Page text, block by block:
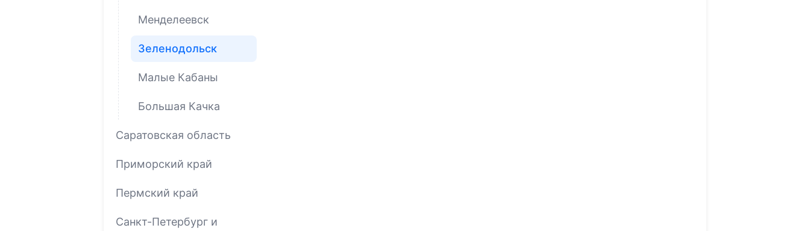
Менделеевск
Зеленодольск
Малые Кабаны
Большая Качка
Саратовская область
Приморский край
Пермский край
Санкт-Петербург и